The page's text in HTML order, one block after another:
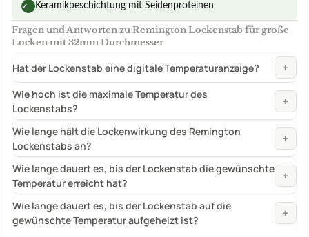
✓ Keramikbeschichtung mit Seidenproteinen
Fragen und Antworten zu Remington Lockenstab für große
Locken mit 32mm Durchmesser
Hat der Lockenstab eine digitale Temperaturanzeige? +
Wie hoch ist die maximale Temperatur des
Lockenstabs?
+
Wie lange hält die Lockenwirkung des Remington
Lockenstabs an?
+
Wie lange dauert es, bis der Lockenstab die gewünschte
Temperatur erreicht hat?
+
Wie lange dauert es, bis der Lockenstab auf die
gewünschte Temperatur aufgeheizt ist?
+